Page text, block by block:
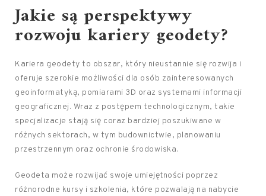
Jakie są perspektywy
rozwoju kariery geodety?
Kariera geodety to obszar, który nieustannie się rozwija i
oferuje szerokie możliwości dla osób zainteresowanych
geoinformatyką, pomiarami 3D oraz systemami informacji
geograficznej. Wraz z postępem technologicznym, takie
specjalizacje stają się coraz bardziej poszukiwane w
różnych sektorach, w tym budownictwie, planowaniu
przestrzennym oraz ochronie środowiska.
Geodeta może rozwijać swoje umiejętności poprzez
różnorodne kursy i szkolenia, które pozwalają na nabycie